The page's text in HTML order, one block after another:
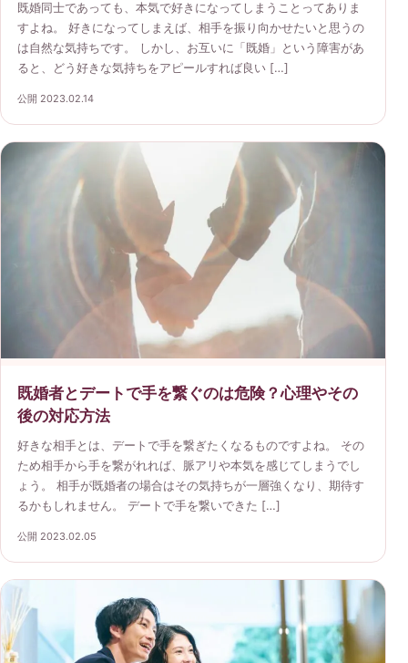
既婚同士であっても、本気で好きになってしまうことってありま
すよね。 好きになってしまえば、相手を振り向かせたいと思うの
は自然な気持ちです。 しかし、お互いに「既婚」という障害があ
ると、どう好きな気持ちをアピールすれば良い […]
公開 2023.02.14
既婚者とデートで手を繋ぐのは危険？心理やその
後の対応方法
好きな相手とは、デートで手を繋ぎたくなるものですよね。 その
ため相手から手を繋がれれば、脈アリや本気を感じてしまうでし
ょう。 相手が既婚者の場合はその気持ちが一層強くなり、期待す
るかもしれません。 デートで手を繋いできた […]
公開 2023.02.05